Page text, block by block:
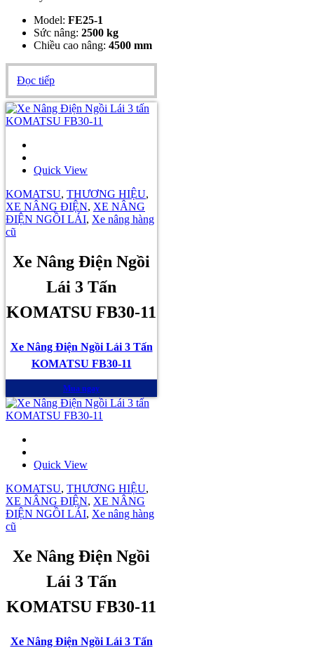
Model: FE25-1
Sức nâng: 2500 kg
Chiều cao nâng: 4500 mm
Đọc tiếp
Quick View
KOMATSU, THƯƠNG HIỆU,
XE NÂNG ĐIỆN, XE NÂNG
ĐIỆN NGỒI LÁI, Xe nâng hàng
cũ
Xe Nâng Điện Ngồi
Lái 3 Tấn
KOMATSU FB30-11
Xe Nâng Điện Ngồi Lái 3 Tấn
KOMATSU FB30-11
Mua ngay
Quick View
KOMATSU, THƯƠNG HIỆU,
XE NÂNG ĐIỆN, XE NÂNG
ĐIỆN NGỒI LÁI, Xe nâng hàng
cũ
Xe Nâng Điện Ngồi
Lái 3 Tấn
KOMATSU FB30-11
Xe Nâng Điện Ngồi Lái 3 Tấn